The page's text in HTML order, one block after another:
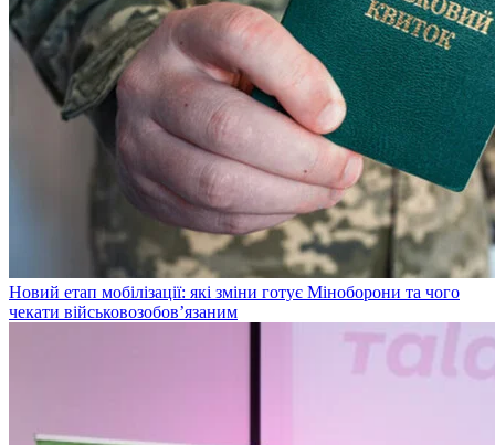
Новий етап мобілізації: які зміни готує Міноборони та чого
чекати військовозобов’язаним